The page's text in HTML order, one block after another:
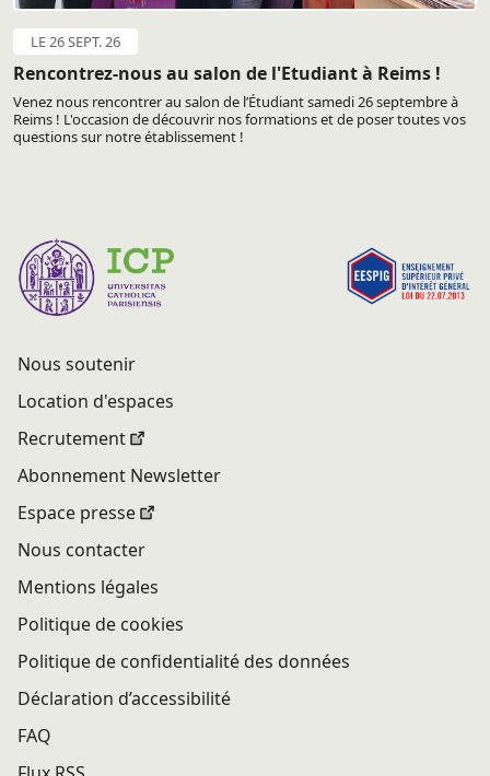
LE 26 SEPT. 26
Rencontrez-nous au salon de l'Etudiant à Reims !
Venez nous rencontrer au salon de l’Étudiant samedi 26 septembre à
Reims ! L'occasion de découvrir nos formations et de poser toutes vos
questions sur notre établissement !
Nous soutenir
Location d'espaces
Recrutement
Abonnement Newsletter
Espace presse
Nous contacter
Mentions légales
Politique de cookies
Politique de confidentialité des données
Déclaration d’accessibilité
FAQ